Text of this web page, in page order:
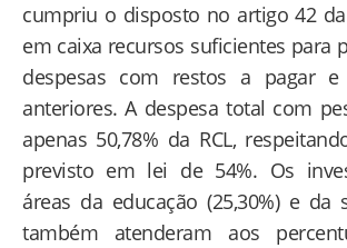
cumpriu o disposto no artigo 42 da
em caixa recursos suficientes para
despesas com restos a pagar e
anteriores. A despesa total com
apenas 50,78% da RCL,
previsto em lei de 54%. Os
áreas da educação (25,30%) e da
também atenderam aos